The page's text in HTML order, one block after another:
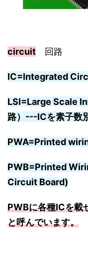
circuit 回路
IC=Integrated
LSI=Large Scale
路）---ICを素子数
PWA=Printed
PWB=Printed
Circuit Board)
PWBに各種ICを載
と呼んでいます。